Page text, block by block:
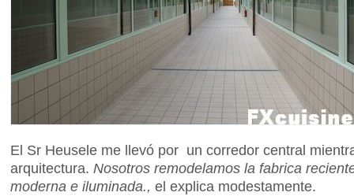
El Sr Heusele me llevó por un corredor central
arquitectura. Nosotros remodelamos la fabrica
moderna e iluminada., el explica modestamente.